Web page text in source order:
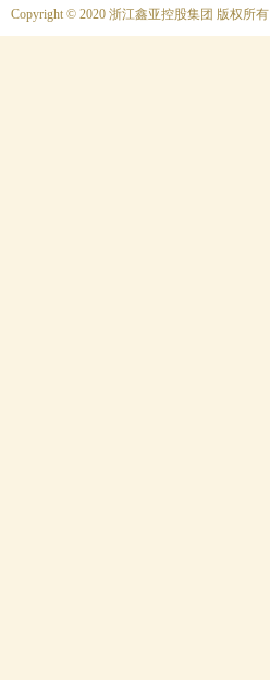
Copyright © 2020 浙江鑫亚控股集团 版权所有